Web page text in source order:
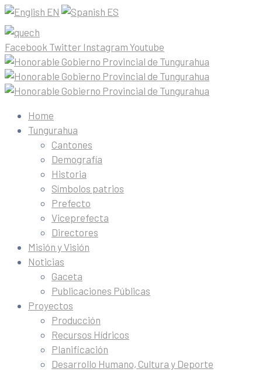
EN ES
Facebook Twitter Instagram Youtube
Home
Tungurahua
Cantones
Demografía
Historia
Símbolos patrios
Prefecto
Viceprefecta
Directores
Misión y Visión
Noticias
Gaceta
Publicaciones Públicas
Proyectos
Producción
Recursos Hídricos
Planificación
Desarrollo Humano, Cultura y Deporte